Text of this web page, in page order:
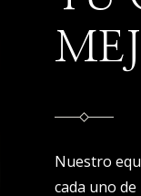
Nuestro
cada uno